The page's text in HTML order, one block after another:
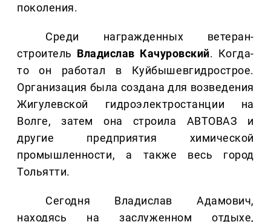
поколения.
Среди награжденных ветеран-
строитель Владислав Качуровский. Когда-
то он работал в Куйбышевгидрострое.
Организация была создана для возведения
Жигулевской гидроэлектростанции на
Волге, затем она строила АВТОВАЗ и
другие предприятия химической
промышленности, а также весь город
Тольятти.
Сегодня Владислав Адамович,
находясь на заслуженном отдыхе,